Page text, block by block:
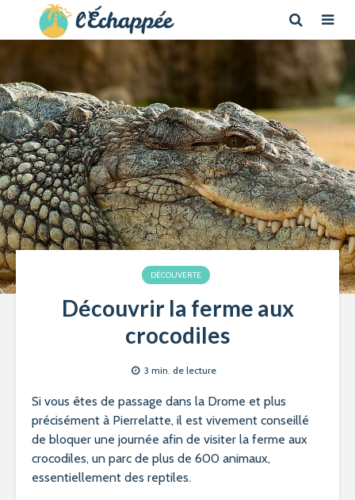
DÉCOUVERTE
Découvrir la ferme aux
crocodiles
3 min. de lecture
Si vous êtes de passage dans la Drome et plus
précisément à Pierrelatte, il est vivement conseillé
de bloquer une journée afin de visiter la ferme aux
crocodiles, un parc de plus de 600 animaux,
essentiellement des reptiles.